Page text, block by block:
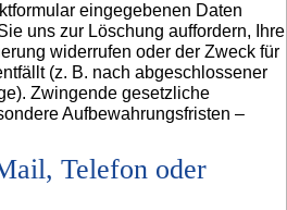
eingegebenen Daten
uns zur Löschung auffordern, Ihre
widerrufen oder der Zweck für
(z. B. nach abgeschlossener
Zwingende gesetzliche
Aufbewahrungsfristen –
Telefon oder